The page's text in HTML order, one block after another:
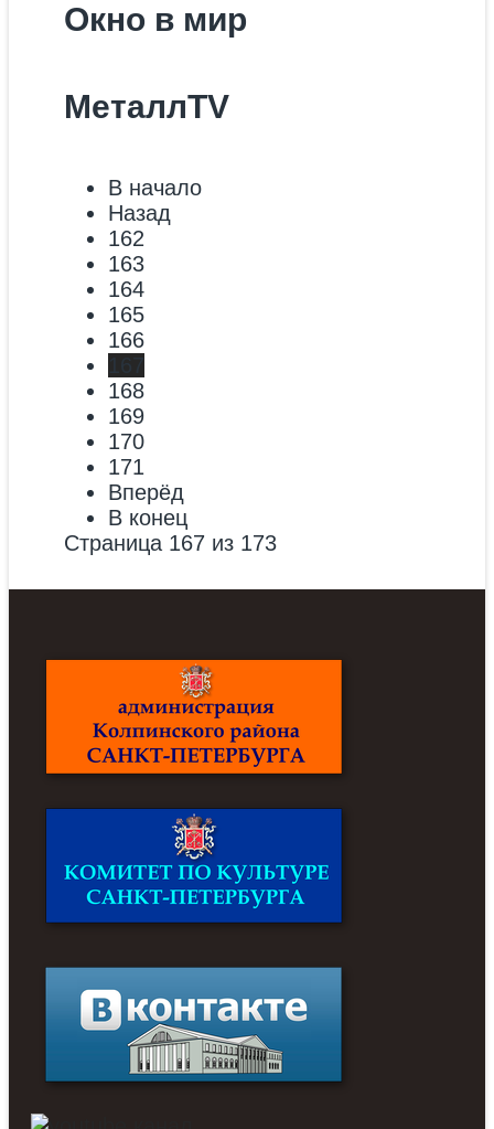
Окно в мир
МеталлTV
В начало
Назад
162
163
164
165
166
168
169
170
171
Вперёд
В конец
Страница 167 из 173